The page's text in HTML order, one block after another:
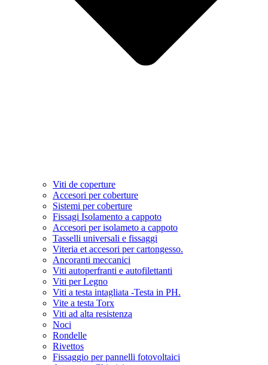
Viti de coperture
Accesori per coberture
Sistemi per coberture
Fissagi Isolamento a cappoto
Accesori per isolameto a cappoto
Tasselli universali e fissaggi
Viteria et accesori per cartongesso.
Ancoranti meccanici
Viti autoperfranti e autofilettanti
Viti per Legno
Viti a testa intagliata -Testa in PH.
Vite a testa Torx
Viti ad alta resistenza
Noci
Rondelle
Rivettos
Fissaggio per pannelli fotovoltaici